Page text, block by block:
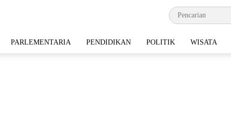
PARLEMENTARIA PENDIDIKAN POLITIK WISATA